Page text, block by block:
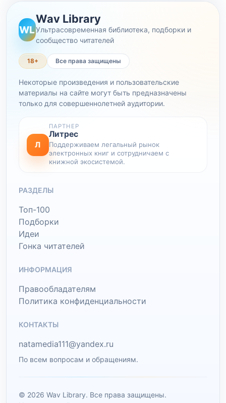
WL
Wav Library
Ультрасовременная библиотека, подборки и
сообщество читателей
18+ Все права защищены
Некоторые произведения и пользовательские
материалы на сайте могут быть предназначены
только для совершеннолетней аудитории.
Л
ПАРТНЕР
Литрес
Поддерживаем легальный рынок
электронных книг и сотрудничаем с
книжной экосистемой.
РАЗДЕЛЫ
Топ-100
Подборки
Идеи
Гонка читателей
ИНФОРМАЦИЯ
Правообладателям
Политика конфиденциальности
КОНТАКТЫ
natamedia111@yandex.ru
По всем вопросам и обращениям.
© 2026 Wav Library. Все права защищены.